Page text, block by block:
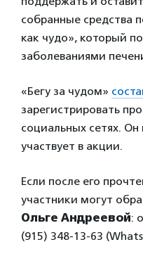
собранные средства
как чудо», который
заболеваниями
«Бегу за чудом»
зарегистрировать
социальных сетях.
участвует в акции.
Если после его
участники могут
Ольге Андреевой:
(915) 348-13-63